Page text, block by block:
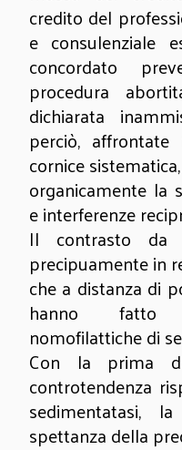
credito del
e consulenziale
concordato
procedura
dichiarata
perciò,
cornice
organicamente la
e interferenze
Il contrasto da
precipuamente in
che a distanza di
hanno fatto
nomofilattiche di
Con la prima
controtendenza
sedimentatasi,
spettanza della